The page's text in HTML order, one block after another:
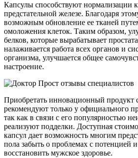
Капсулы способствуют нормализации
предстательной железе. Благодаря
возможным обновление ее тканей
омоложения клеток. Таким образом,
белков, которые вырабатывает
налаживается работа всех органов и
организма, улучшается общее
настроение.
Приобретать инновационный продукт
рекомендуют только у официального
так как в связи с его популярностью
реализуют подделки. Доступная
капсул дает возможность многим
пола забыть о проблемах с потенцией
восстановить мужское здоровье.